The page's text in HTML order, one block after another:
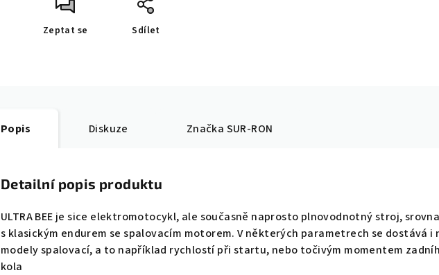
Zeptat se Sdílet
Popis Diskuze Značka SUR-RON
Detailní popis produktu
ULTRA BEE je sice elektromotocykl, ale současně naprosto plnovodnotný stroj,
s klasickým endurem se spalovacím motorem. V některých parametrech se dostává i
modely spalovací, a to například rychlostí při startu, nebo točivým momentem
kola